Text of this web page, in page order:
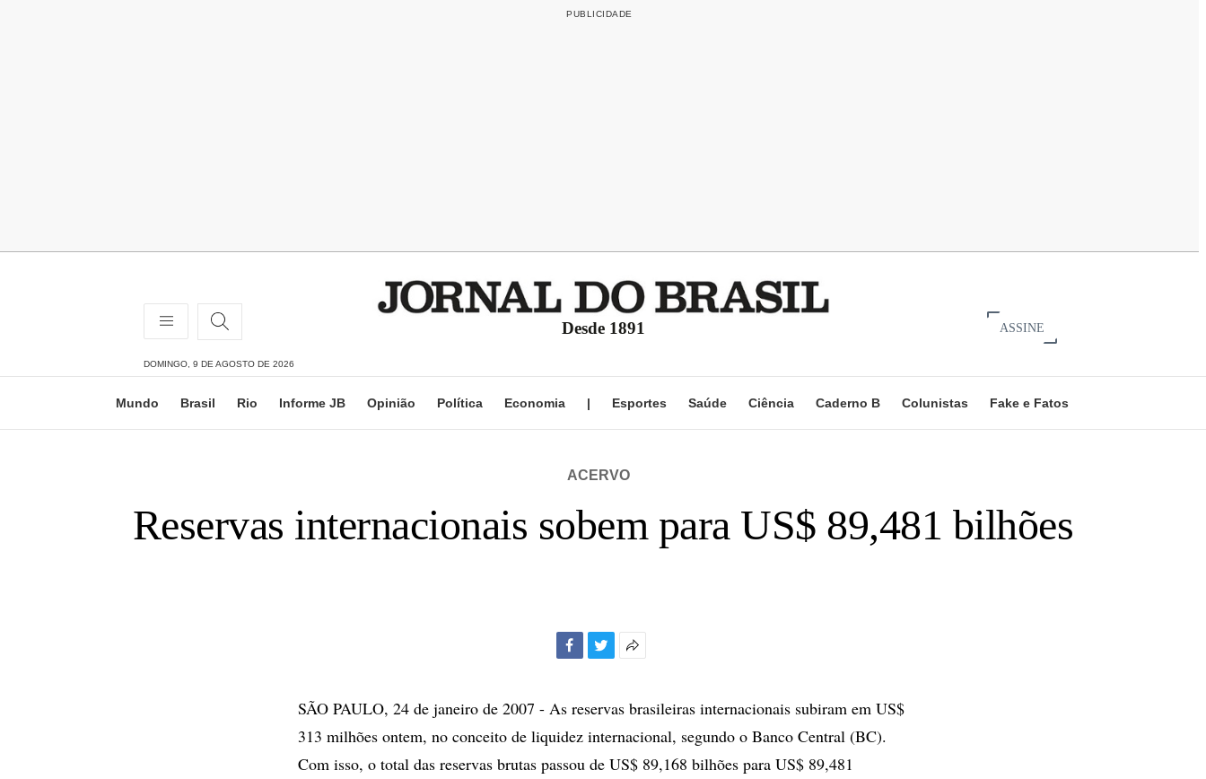
Desde 1891 ASSINE
DOMINGO, 9 DE AGOSTO DE 2026
Mundo Brasil Rio Informe JB Opinião Política Economia | Esportes Saúde Ciência Caderno B Colunistas Fake e Fatos
ACERVO
Reservas internacionais sobem para US$ 89,481 bilhões
compartilhamento
SÃO PAULO, 24 de janeiro de 2007 - As reservas brasileiras internacionais subiram em US$
313 milhões ontem, no conceito de liquidez internacional, segundo o Banco Central (BC).
Com isso, o total das reservas brutas passou de US$ 89,168 bilhões para US$ 89,481